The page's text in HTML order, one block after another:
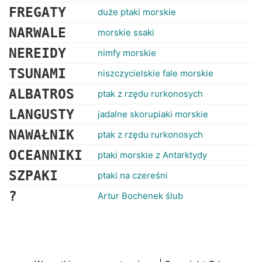
FREGATY duże ptaki morskie
NARWALE morskie ssaki
NEREIDY nimfy morskie
TSUNAMI niszczycielskie fale morskie
ALBATROS ptak z rzędu rurkonosych
LANGUSTY jadalne skorupiaki morskie
NAWAŁNIK ptak z rzędu rurkonosych
OCEANNIKI ptaki morskie z Antarktydy
SZPAKI ptaki na czereśni
? Artur Bochenek ślub